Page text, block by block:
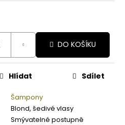
DO KOŠÍKU
Šampony
Blond, šedivé vlasy
Smývatelné postupně
Hlídat Sdílet